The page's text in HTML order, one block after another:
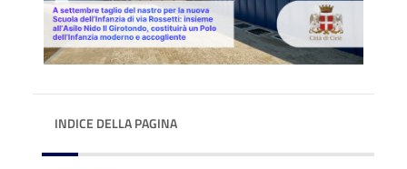
INDICE DELLA PAGINA